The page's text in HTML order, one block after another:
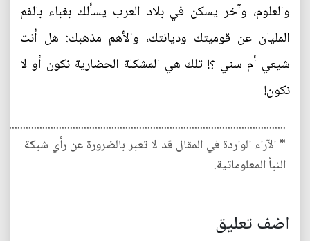
والعلوم،‮ ‬وآخر‮ ‬يسكن في‮ ‬بلاد العرب‮ ‬يسألك بغباء بالفم
المليان عن قوميتك وديانتك،‮ ‬والأهم مذهبك‮: ‬هل أنت
شيعي‮ ‬أم سني‮ ؟‮! ‬تلك هي‮ ‬المشكلة الحضارية‮ ‬نكون أو لا
نكون‮!
* الآراء الواردة في المقال قد لا تعبر بالضرورة عن رأي شبكة
النبأ المعلوماتية.
اضف تعليق